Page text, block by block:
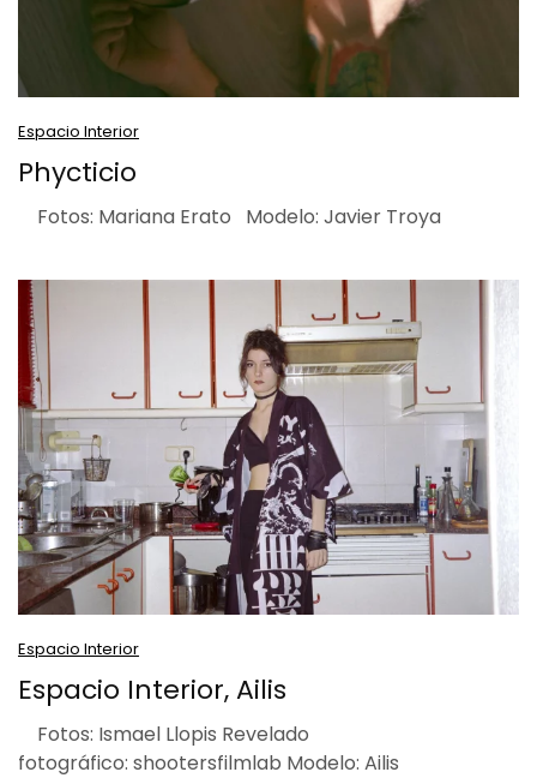
Espacio Interior
Phycticio
Fotos: Mariana Erato Modelo: Javier Troya
Espacio Interior
Espacio Interior, Ailis
Fotos: Ismael Llopis Revelado
fotográfico: shootersfilmlab Modelo: Ailis